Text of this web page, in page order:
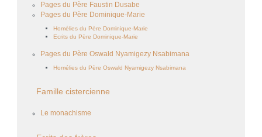
Pages du Père Faustin Dusabe
Pages du Père Dominique-Marie
Homélies du Père Dominique-Marie
Ecrits du Père Dominique-Marie
Pages du Père Oswald Nyamigezy Nsabimana
Homélies du Père Oswald Nyamigezy Nsabimana
Famille cistercienne
Le monachisme